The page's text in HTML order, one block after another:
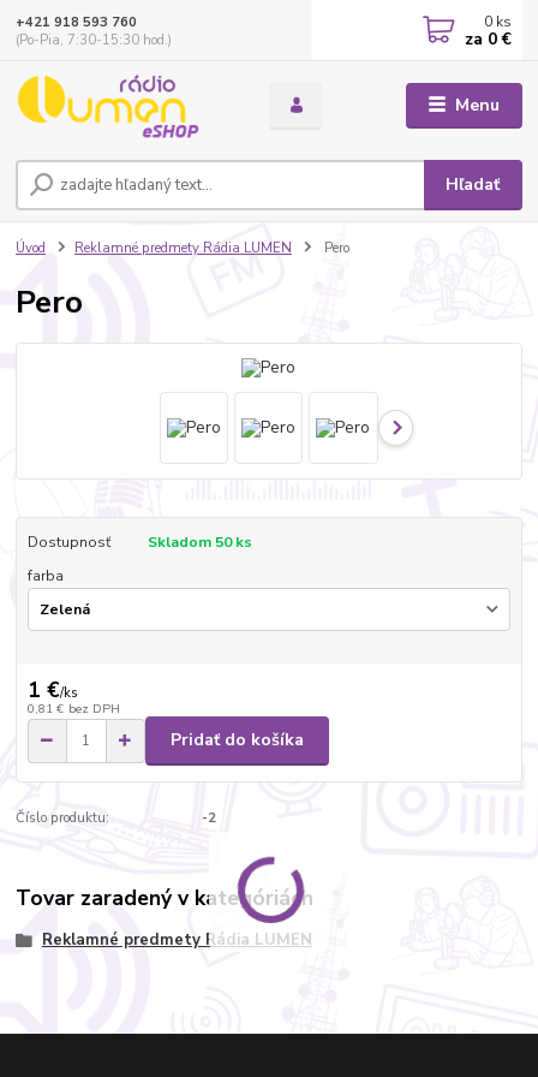
Menu
Hľadať
+421 918 593 760
(Po-Pia, 7:30-15:30 hod.)
0 ks
za 0 €
Úvod Reklamné predmety Rádia LUMEN Pero
Pero
Dostupnosť
Skladom 50 ks
farba
1 €/ks
0,81 € bez DPH
Pridať do košíka
Číslo produktu: -2
Tovar zaradený v kategóriách
Reklamné predmety Rádia LUMEN